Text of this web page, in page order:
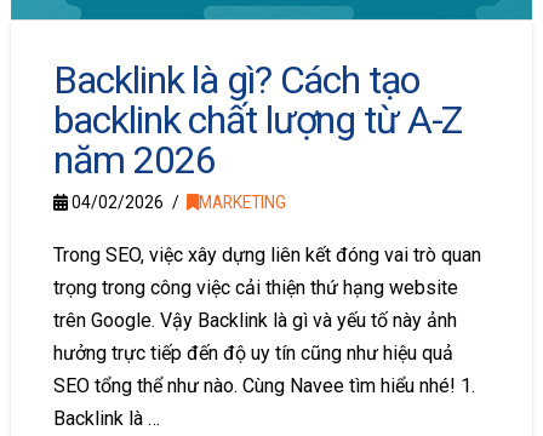
Backlink là gì? Cách tạo
backlink chất lượng từ A-Z
năm 2026
04/02/2026 MARKETING
Trong SEO, việc xây dựng liên kết đóng vai trò quan
trọng trong công việc cải thiện thứ hạng website
trên Google. Vậy Backlink là gì và yếu tố này ảnh
hưởng trực tiếp đến độ uy tín cũng như hiệu quả
SEO tổng thể như nào. Cùng Navee tìm hiểu nhé! 1.
Backlink là …